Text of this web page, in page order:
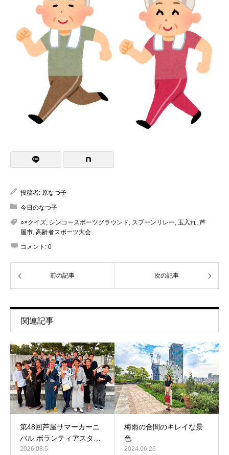
投稿者: 原なつ子
今日のなつ子
○×クイズ, シンコースポーツグラウンド, スプーンリレー, 玉入れ, 芦
屋市, 高齢者スポーツ大会
コメント: 0
前の記事 次の記事
関連記事
第48回芦屋サマーカーニ
バル ボランティアスタ…
2026.08.5
梅雨の合間のキレイな景
色
2024.06.26